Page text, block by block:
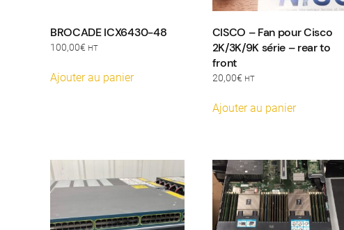
BROCADE ICX6430-48
100,00€ HT
Ajouter au panier
CISCO – Fan pour Cisco
2K/3K/9K série – rear to
front
20,00€ HT
Ajouter au panier